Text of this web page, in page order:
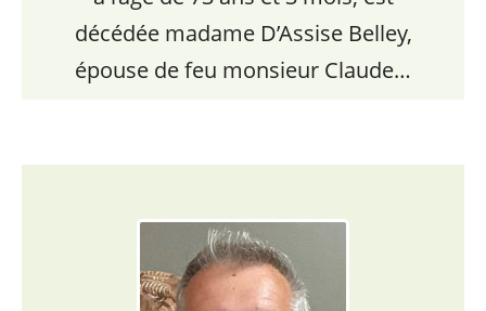
décédée madame D’Assise Belley,
épouse de feu monsieur Claude…